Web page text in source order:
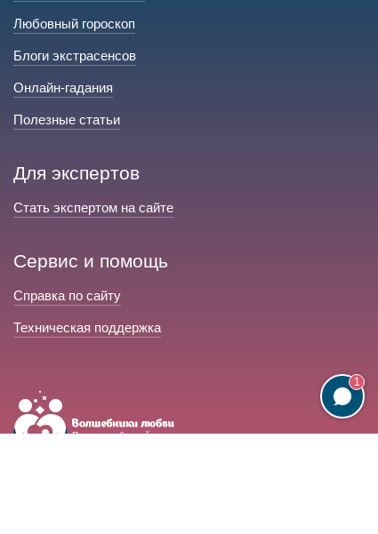
1
Любовный гороскоп
Блоги экстрасенсов
Онлайн-гадания
Полезные статьи
Для экспертов
Стать экспертом на сайте
Сервис и помощь
Справка по сайту
Техническая поддержка
Портал любовной магии